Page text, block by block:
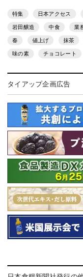
特集 日本アクセス
岩田醸造 中食 業
春 値上げ 抹茶
味の素 チョコレート
タイアップ企画広告